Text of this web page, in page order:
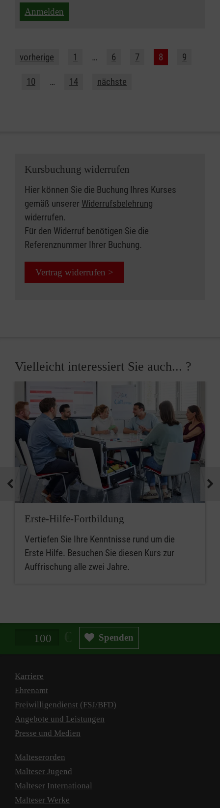
Anmelden
vorherige 1 … 6 7 8 9
10 … 14 nächste
Kursbuchung widerrufen
Hier können Sie die Buchung Ihres Kurses
gemäß unserer Widerrufsbelehrung
widerrufen.
Für den Widerruf benötigen Sie die
Referenznummer Ihrer Buchung.
Vertrag widerrufen >
Vielleicht interessiert Sie auch... ?
Erste-Hilfe-Fortbildung
Vertiefen Sie Ihre Kenntnisse rund um die
Erste Hilfe. Besuchen Sie diesen Kurs zur
Auffrischung alle zwei Jahre.
Spendenbetrag in Euro Spenden
Karriere
Ehrenamt
Freiwilligendienst (FSJ/BFD)
Angebote und Leistungen
Presse und Medien
Malteserorden
Malteser Jugend
Malteser International
Malteser Werke